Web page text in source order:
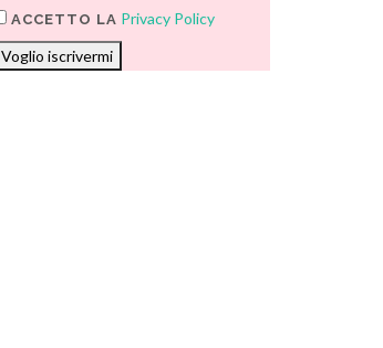
ACCETTO LA Privacy Policy
Voglio iscrivermi